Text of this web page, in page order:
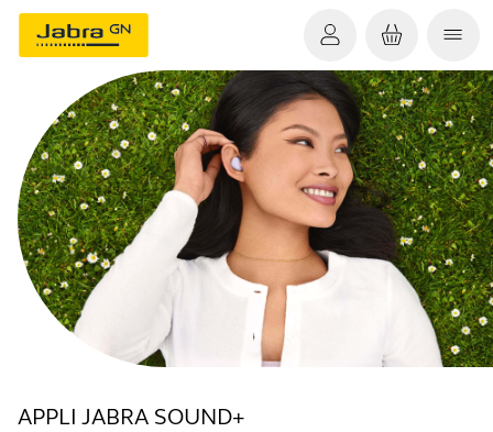
APPLI JABRA SOUND+